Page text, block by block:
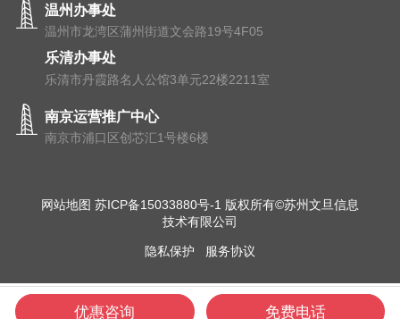
温州办事处
温州市⻰湾区蒲州街道⽂会路19号4F05
乐清办事处
乐清市丹霞路名人公馆3单元22楼2211室
南京运营推广中心
南京市浦⼝区创芯汇1号楼6楼
网站地图 苏ICP备15033880号-1 版权所有©苏州文旦信息
技术有限公司
隐私保护 服务协议
优惠咨询 免费电话